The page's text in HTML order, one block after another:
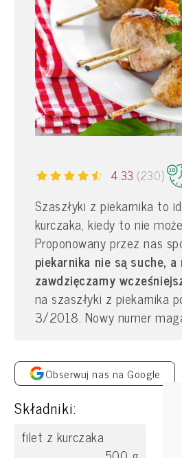
4.33 (230)
Szaszłyki z piekarnika to
kurczaka, kiedy to nie
Proponowany przez nas
piekarnika nie są suche,
zawdzięczamy
na szaszłyki z piekarnika
3/2018. Nowy numer
Obserwuj nas na Google
Składniki:
filet z kurczaka